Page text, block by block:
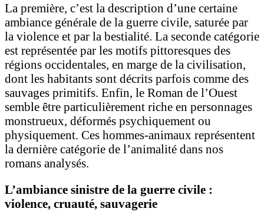
La première, c’est la description d’une certaine
ambiance générale de la guerre civile, saturée par
la violence et par la bestialité. La seconde catégorie
est représentée par les motifs pittoresques des
régions occidentales, en marge de la civilisation,
dont les habitants sont décrits parfois comme des
sauvages primitifs. Enfin, le Roman de l’Ouest
semble être particulièrement riche en personnages
monstrueux, déformés psychiquement ou
physiquement. Ces hommes-animaux représentent
la dernière catégorie de l’animalité dans nos
romans analysés.
L’ambiance sinistre de la guerre civile :
violence, cruauté, sauvagerie